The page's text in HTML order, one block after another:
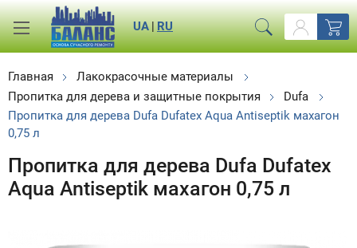
RU
|
UA
Главная
Лакокрасочные материалы
Пропитка для дерева и защитные покрытия
Dufa
Пропитка для дерева Dufa Dufatex Aqua Antiseptik махагон
0,75 л
Пропитка для дерева Dufa Dufatex
Aqua Antiseptik махагон 0,75 л